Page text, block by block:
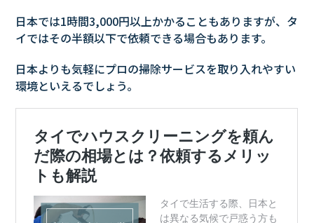
日本では1時間3,000円以上かかることもありますが、タ
イではその半額以下で依頼できる場合もあります。
日本よりも気軽にプロの掃除サービスを取り入れやすい
環境といえるでしょう。